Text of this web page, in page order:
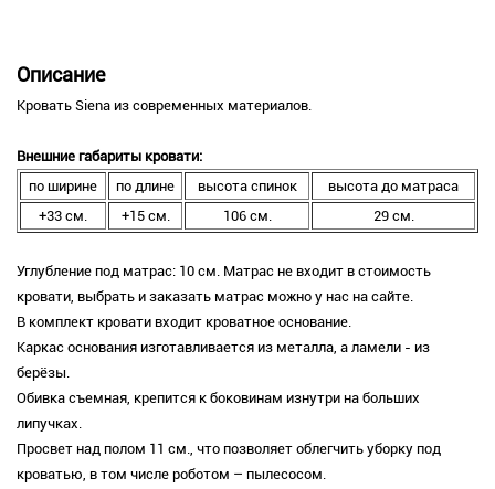
Описание
Кровать Siena из современных материалов.
Внешние габариты кровати:
по ширине
по длине высота спинок
высота до матраса
+33 см.
+15 см. 106 см. 29 см.
Углубление под матрас: 10 см. Матрас не входит в стоимость
кровати, выбрать и заказать матрас можно у нас на сайте.
В комплект кровати входит кроватное основание.
Каркас основания изготавливается из металла, а ламели - из
берёзы.
Обивка съемная, крепится к боковинам изнутри на больших
липучках.
Просвет над полом 11 см., что позволяет облегчить уборку под
кроватью, в том числе роботом – пылесосом.